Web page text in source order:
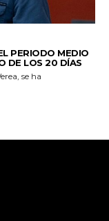
PERIODO MEDIO
DE LOS 20 DÍAS
se ha